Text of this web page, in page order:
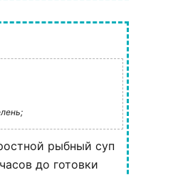
рыбный суп
до готовки